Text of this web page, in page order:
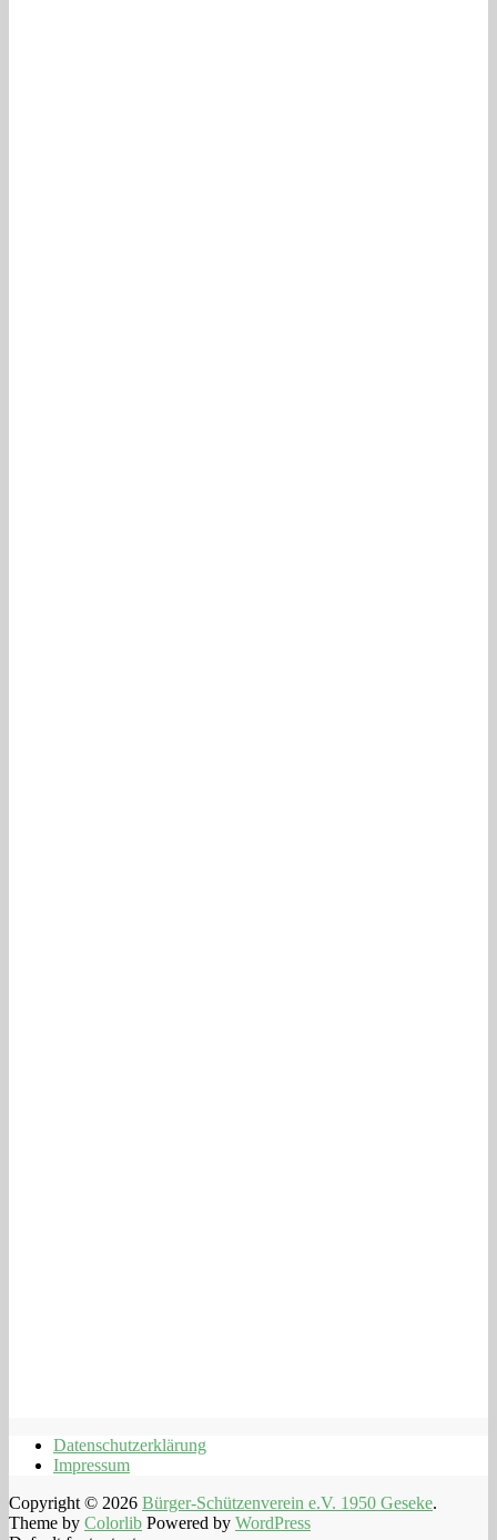
Datenschutzerklärung
Impressum
Copyright © 2026 Bürger-Schützenverein e.V. 1950 Geseke.
Theme by Colorlib Powered by WordPress